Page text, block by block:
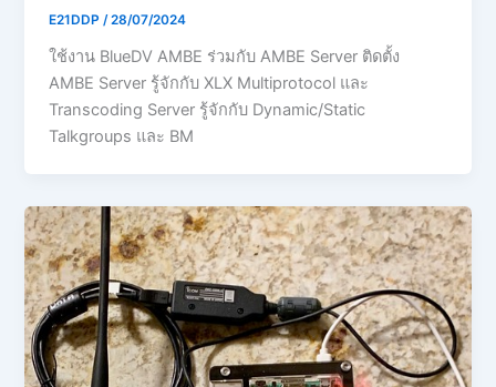
E21DDP/28/07/2024
ใช้งาน BlueDV AMBE ร่วมกับ AMBE Server ติดตั้ง
AMBE Server รู้จักกับ XLX Multiprotocol และ
Transcoding Server รู้จักกับ Dynamic/Static
Talkgroups และ BM